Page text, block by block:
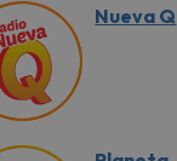
Nueva Q